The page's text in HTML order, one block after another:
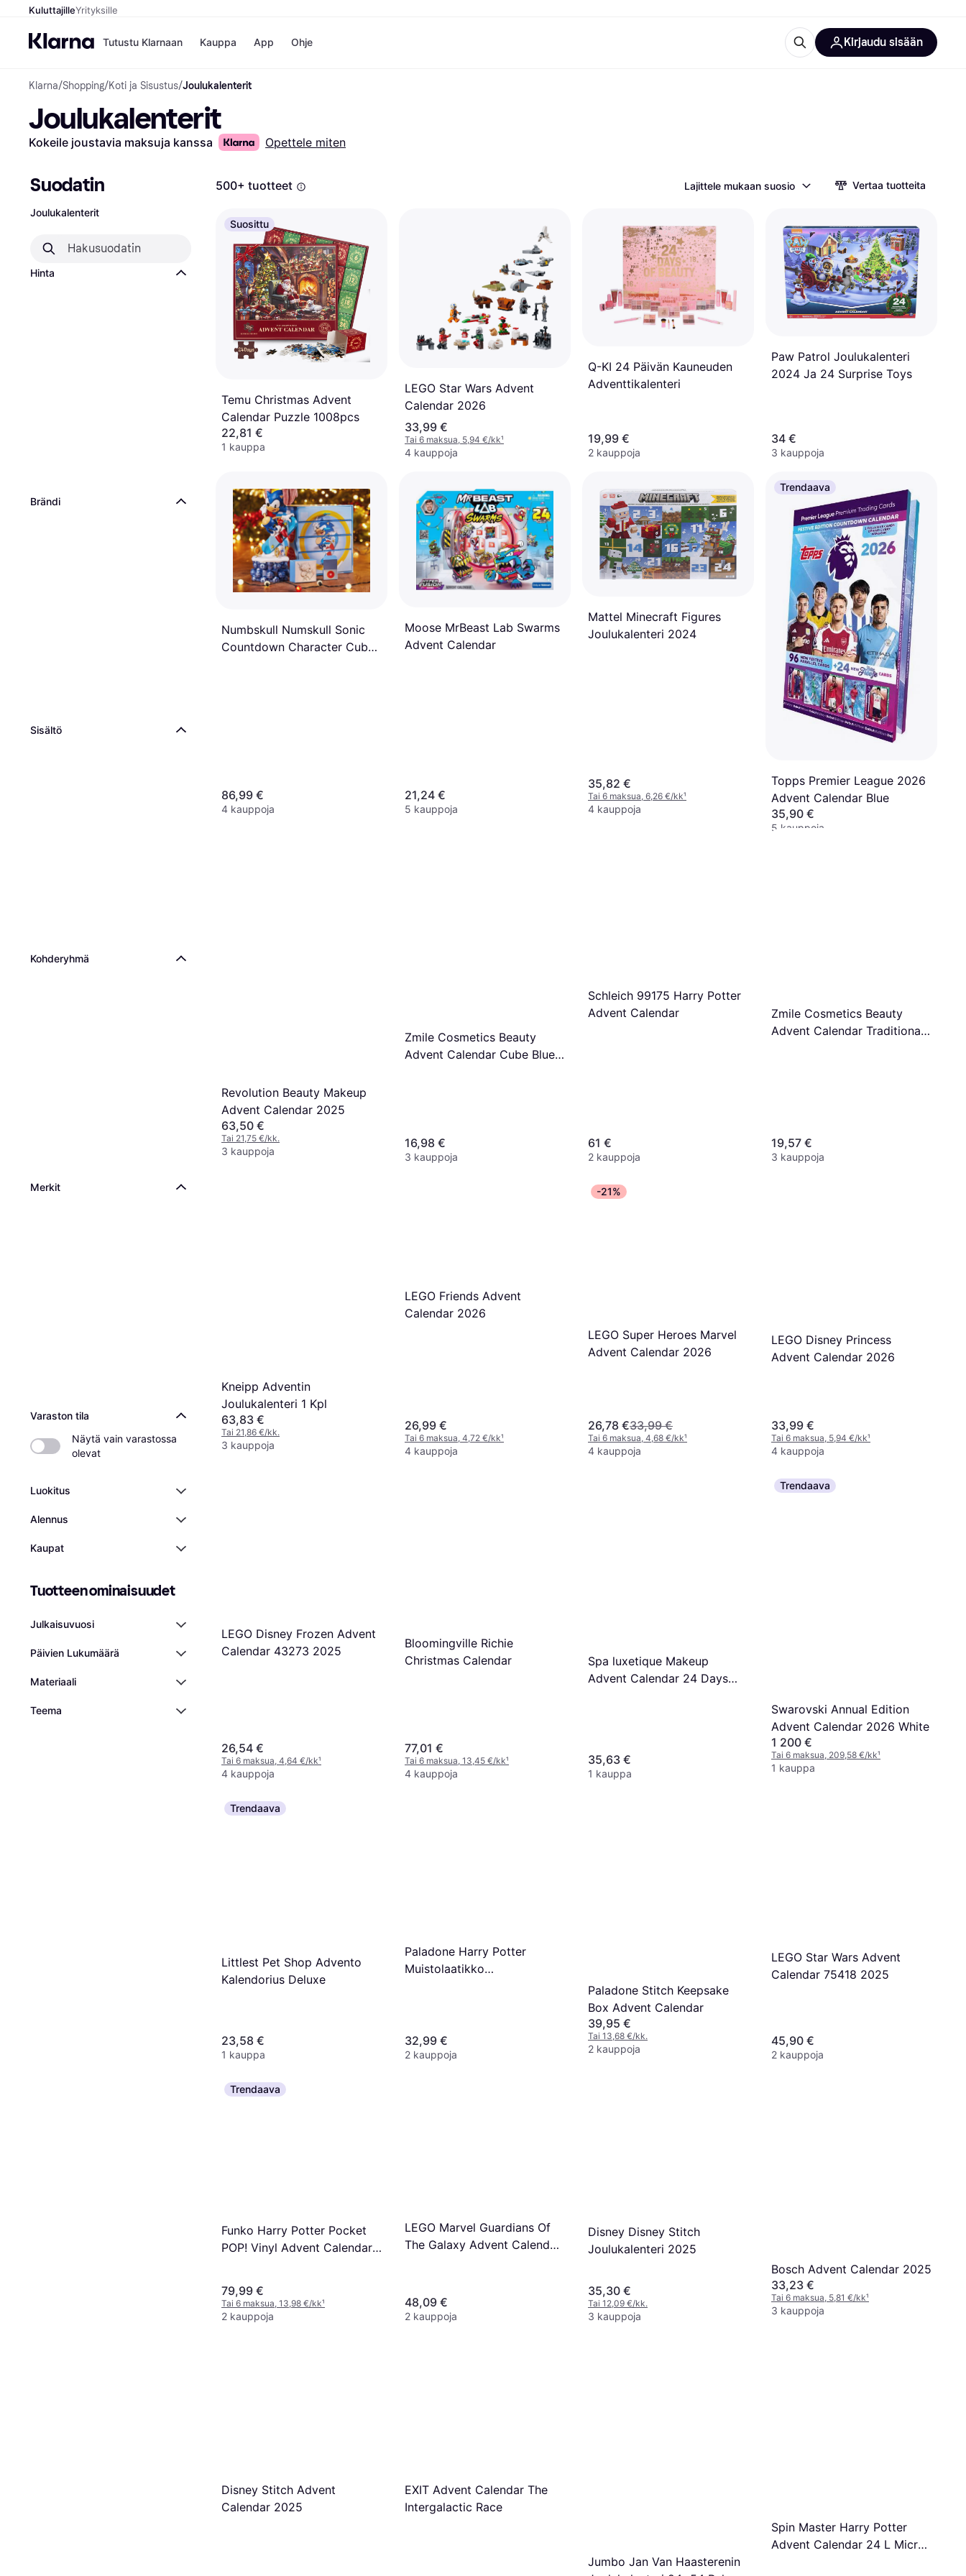
KuluttajilleYrityksille
Tutustu Klarnaan
Maksa 30 päivän
kuluessa
MobilePay
Kauppa
H&M
Peten Koiratarvike
Kauppahakemisto
App Ohje Kirjaudu sisään
Klarna/Shopping/Koti ja Sisustus/Joulukalenterit
Joulukalenterit
Kokeile joustavia maksuja kanssa Opettele miten
Suodatin
Joulukalenterit
Hinta
Brändi
Sisältö
Kohderyhmä
Merkit
Varaston tila
Näytä vain varastossa
olevat
Luokitus
Alennus
Kaupat
Tuotteen ominaisuudet
Julkaisuvuosi
Päivien Lukumäärä
Materiaali
Teema
500+ tuotteet Lajittele mukaan suosio Vertaa tuotteita
Suosittu
Temu Christmas Advent
Calendar Puzzle 1008pcs
22,81 €
1 kauppa
LEGO Star Wars Advent
Calendar 2026
33,99 €
Tai 6 maksua, 5,94 €/kk¹
4 kauppoja
Q-KI 24 Päivän Kauneuden
Adventtikalenteri
19,99 €
2 kauppoja
Paw Patrol Joulukalenteri
2024 Ja 24 Surprise Toys
34 €
3 kauppoja
Numbskull Numskull Sonic
Countdown Character Cube
86,99 €
4 kauppoja
Moose MrBeast Lab Swarms
Advent Calendar
21,24 €
5 kauppoja
Mattel Minecraft Figures
Joulukalenteri 2024
35,82 €
Tai 6 maksua, 6,26 €/kk¹
4 kauppoja
Trendaava
Topps Premier League 2026
Advent Calendar Blue
35,90 €
5 kauppoja
Revolution Beauty Makeup
Advent Calendar 2025
63,50 €
Tai 21,75 €/kk.
3 kauppoja
Zmile Cosmetics Beauty
Advent Calendar Cube Blue
16,98 €
3 kauppoja
Schleich 99175 Harry Potter
Advent Calendar
61 €
2 kauppoja
Zmile Cosmetics Beauty
Advent Calendar Traditional
19,57 €
3 kauppoja
Kneipp Adventin
Joulukalenteri 1 Kpl
63,83 €
Tai 21,86 €/kk.
3 kauppoja
LEGO Friends Advent
Calendar 2026
26,99 €
Tai 6 maksua, 4,72 €/kk¹
4 kauppoja
-21%
LEGO Super Heroes Marvel
Advent Calendar 2026
26,78 €33,99 €
Tai 6 maksua, 4,68 €/kk¹
4 kauppoja
LEGO Disney Princess
Advent Calendar 2026
33,99 €
Tai 6 maksua, 5,94 €/kk¹
4 kauppoja
LEGO Disney Frozen Advent
Calendar 43273 2025
26,54 €
Tai 6 maksua, 4,64 €/kk¹
4 kauppoja
Bloomingville Richie
Christmas Calendar
77,01 €
Tai 6 maksua, 13,45 €/kk¹
4 kauppoja
Spa luxetique Makeup
Advent Calendar 24 Days
35,63 €
1 kauppa
Trendaava
Swarovski Annual Edition
Advent Calendar 2026 White
1 200 €
Tai 6 maksua, 209,58 €/kk¹
1 kauppa
Trendaava
Littlest Pet Shop Advento
Kalendorius Deluxe
23,58 €
1 kauppa
Paladone Harry Potter
Muistolaatikko
32,99 €
2 kauppoja
Paladone Stitch Keepsake
Box Advent Calendar
39,95 €
Tai 13,68 €/kk.
2 kauppoja
LEGO Star Wars Advent
Calendar 75418 2025
45,90 €
2 kauppoja
Trendaava
Funko Harry Potter Pocket
POP! Vinyl Advent Calendar
79,99 €
Tai 6 maksua, 13,98 €/kk¹
2 kauppoja
LEGO Marvel Guardians Of
The Galaxy Advent Calendar
48,09 €
2 kauppoja
Disney Disney Stitch
Joulukalenteri 2025
35,30 €
Tai 12,09 €/kk.
3 kauppoja
Bosch Advent Calendar 2025
33,23 €
Tai 6 maksua, 5,81 €/kk¹
3 kauppoja
Disney Stitch Advent
Calendar 2025
EXIT Advent Calendar The
Intergalactic Race
Jumbo Jan Van Haasterenin
Spin Master Harry Potter
Advent Calendar 24 L Micro